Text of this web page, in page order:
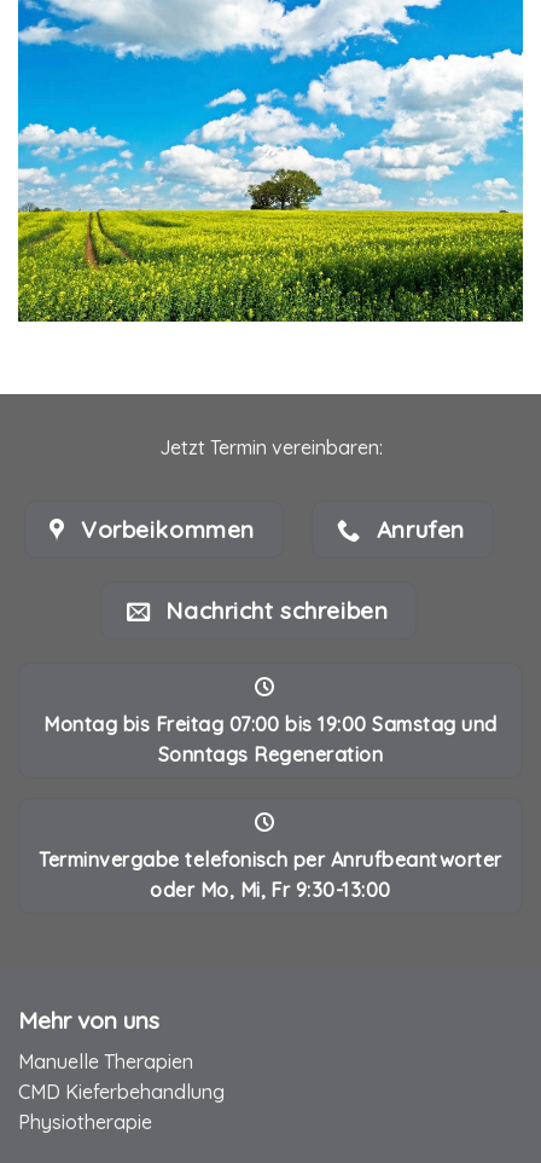
Jetzt Termin vereinbaren:
Vorbeikommen Anrufen
Nachricht schreiben
Montag bis Freitag 07:00 bis 19:00 Samstag und
Sonntags Regeneration
Terminvergabe telefonisch per Anrufbeantworter
oder Mo, Mi, Fr 9:30-13:00
Mehr von uns
Manuelle Therapien
CMD Kieferbehandlung
Physiotherapie